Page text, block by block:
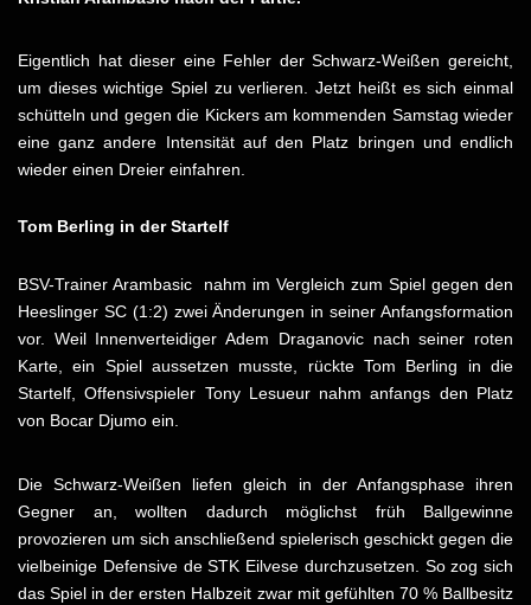
Eigentlich hat dieser eine Fehler der Schwarz-Weißen gereicht,
um dieses wichtige Spiel zu verlieren. Jetzt heißt es sich einmal
schütteln und gegen die Kickers am kommenden Samstag wieder
eine ganz andere Intensität auf den Platz bringen und endlich
wieder einen Dreier einfahren.
Tom Berling in der Startelf
BSV-Trainer Arambasic nahm im Vergleich zum Spiel gegen den
Heeslinger SC (1:2) zwei Änderungen in seiner Anfangsformation
vor. Weil Innenverteidiger Adem Draganovic nach seiner roten
Karte, ein Spiel aussetzen musste, rückte Tom Berling in die
Startelf, Offensivspieler Tony Lesueur nahm anfangs den Platz
von Bocar Djumo ein.
Die Schwarz-Weißen liefen gleich in der Anfangsphase ihren
Gegner an, wollten dadurch möglichst früh Ballgewinne
provozieren um sich anschließend spielerisch geschickt gegen die
vielbeinige Defensive de STK Eilvese durchzusetzen. So zog sich
das Spiel in der ersten Halbzeit zwar mit gefühlten 70 % Ballbesitz